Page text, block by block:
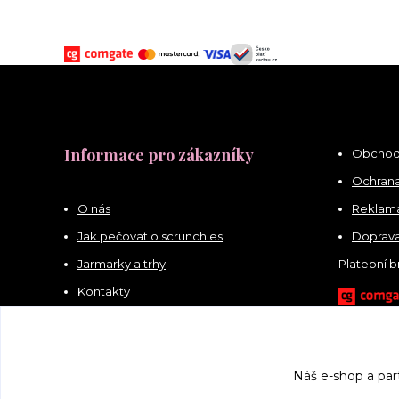
Informace pro zákazníky
O nás
Jak pečovat o scrunchies
Jarmarky a trhy
Kontakty
Platební
Náš e-shop a